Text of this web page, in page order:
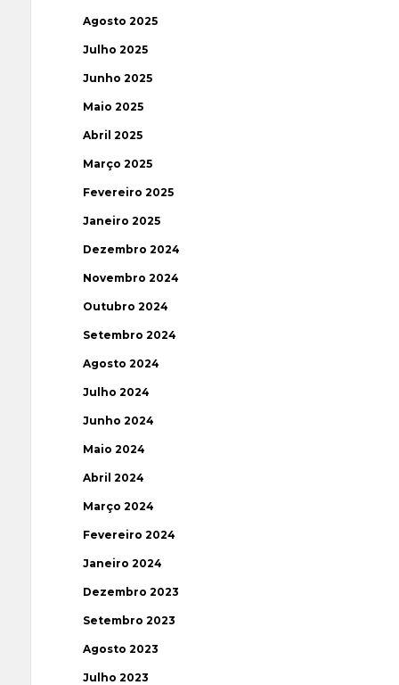
Agosto 2025
Julho 2025
Junho 2025
Maio 2025
Abril 2025
Março 2025
Fevereiro 2025
Janeiro 2025
Dezembro 2024
Novembro 2024
Outubro 2024
Setembro 2024
Agosto 2024
Julho 2024
Junho 2024
Maio 2024
Abril 2024
Março 2024
Fevereiro 2024
Janeiro 2024
Dezembro 2023
Setembro 2023
Agosto 2023
Julho 2023